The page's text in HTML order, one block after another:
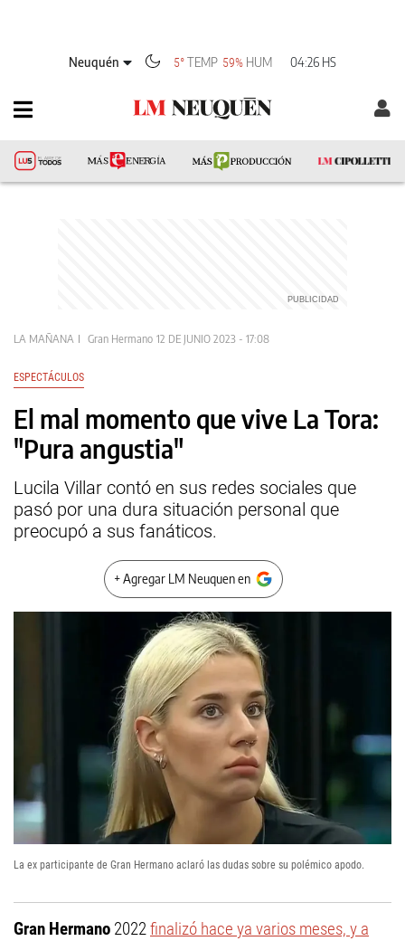
Neuquén 5° TEMP 59% HUM 04:26 HS
LA MAÑANA Gran Hermano 12 DE JUNIO 2023 - 17:08
ESPECTÁCULOS
El mal momento que vive La Tora:
"Pura angustia"
Lucila Villar contó en sus redes sociales que
pasó por una dura situación personal que
preocupó a sus fanáticos.
+ Agregar LM Neuquen en
La ex participante de Gran Hermano aclaró las dudas sobre su polémico apodo.
Gran Hermano 2022finalizó hace ya varios meses, y a